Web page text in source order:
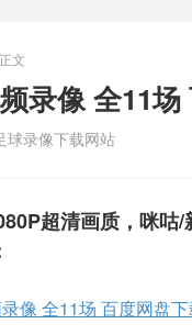
正文
录像 全11
球录像下载网站
超清画质，咪
像 全11场 百度网盘